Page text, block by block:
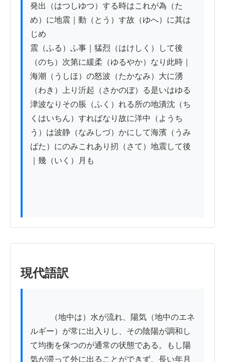
発出（はつしゆつ）する時はこれが為（た
め）に地震｜動（とう）す故（ゆへ）に其は
じめ
震（ふる）ふ事｜猛烈（はけしく）して後
（のち）次第に緩柔（ゆるやか）なり此時｜
海潮（うしほ）の怒波（たかなみ）大に湧
（わき）上り沂起（さかのぼ）る是いはゆる
津波なりその脹（ふく）れる所の地潰沈（ち
くはいちん）すればなり故に洋中（ようち
う）は波静（なみしづ）かにして海濱（うみ
ばた）にのみこれあり扨（さて）地震して後
｜幾（いく）月も
現代語訳
ルギー）が常に出入りし、その陰陽が調和し
て均衡を保つのが通常の状態である。もし陽
気が滞って外に出ることができず、長い年月